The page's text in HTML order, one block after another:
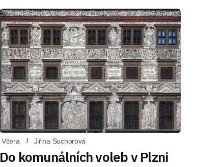
Včera Jiřina Suchorová
Do komunálních voleb v Plzni